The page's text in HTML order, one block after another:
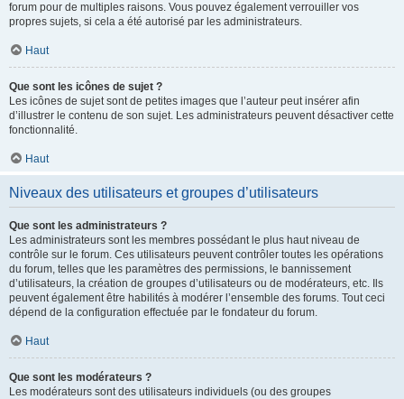
forum pour de multiples raisons. Vous pouvez également verrouiller vos
propres sujets, si cela a été autorisé par les administrateurs.
Haut
Que sont les icônes de sujet ?
Les icônes de sujet sont de petites images que l’auteur peut insérer afin
d’illustrer le contenu de son sujet. Les administrateurs peuvent désactiver cette
fonctionnalité.
Haut
Niveaux des utilisateurs et groupes d’utilisateurs
Que sont les administrateurs ?
Les administrateurs sont les membres possédant le plus haut niveau de
contrôle sur le forum. Ces utilisateurs peuvent contrôler toutes les opérations
du forum, telles que les paramètres des permissions, le bannissement
d’utilisateurs, la création de groupes d’utilisateurs ou de modérateurs, etc. Ils
peuvent également être habilités à modérer l’ensemble des forums. Tout ceci
dépend de la configuration effectuée par le fondateur du forum.
Haut
Que sont les modérateurs ?
Les modérateurs sont des utilisateurs individuels (ou des groupes